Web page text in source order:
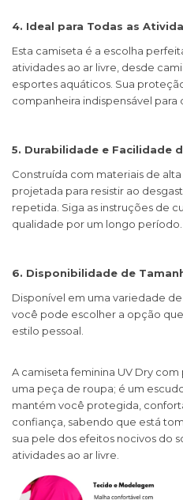
4. Ideal para Todas as
Esta camiseta é a escolha
atividades ao ar livre, desde
esportes aquáticos. Sua
companheira indispensável para
5. Durabilidade e Facilidade
Construída com materiais de
projetada para resistir ao
repetida. Siga as instruções de
qualidade por um longo período.
6. Disponibilidade de
Disponível em uma variedade
você pode escolher a opção
estilo pessoal.
A camiseta feminina UV Dry
uma peça de roupa; é um
mantém você protegida,
confiança, sabendo que está
sua pele dos efeitos nocivos do
atividades ao ar livre.